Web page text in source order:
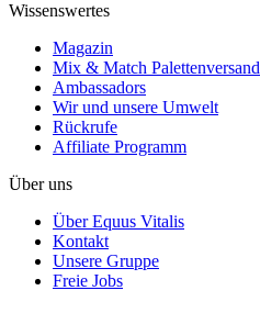
Wissenswertes
Magazin
Mix & Match Palettenversand
Ambassadors
Wir und unsere Umwelt
Rückrufe
Affiliate Programm
Über uns
Über Equus Vitalis
Kontakt
Unsere Gruppe
Freie Jobs